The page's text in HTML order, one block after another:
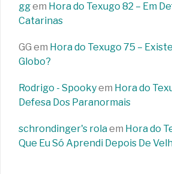
ggem Hora do Texugo 82 – Em
Catarinas
GG em Hora do Texugo 75 –
Globo?
Rodrigo - Spookyem Hora do
Defesa Dos Paranormais
schrondinger's rolaem Hora do
Que Eu Só Aprendi Depois De